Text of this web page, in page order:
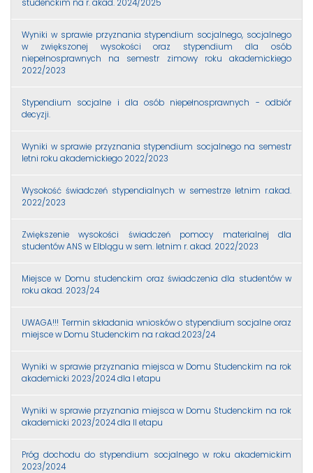
studenckim na r. akad. 2024/2025
Wyniki w sprawie przyznania stypendium socjalnego, socjalnego
w zwiększonej wysokości oraz stypendium dla osób
niepełnosprawnych na semestr zimowy roku akademickiego
2022/2023
Stypendium socjalne i dla osób niepełnosprawnych - odbiór
decyzji.
Wyniki w sprawie przyznania stypendium socjalnego na semestr
letni roku akademickiego 2022/2023
Wysokość świadczeń stypendialnych w semestrze letnim r.akad.
2022/2023
Zwiększenie wysokości świadczeń pomocy materialnej dla
studentów ANS w Elblągu w sem. letnim r. akad. 2022/2023
Miejsce w Domu studenckim oraz świadczenia dla studentów w
roku akad. 2023/24
UWAGA!!! Termin składania wniosków o stypendium socjalne oraz
miejsce w Domu Studenckim na r.akad.2023/24
Wyniki w sprawie przyznania miejsca w Domu Studenckim na rok
akademicki 2023/2024 dla I etapu
Wyniki w sprawie przyznania miejsca w Domu Studenckim na rok
akademicki 2023/2024 dla II etapu
Próg dochodu do stypendium socjalnego w roku akademickim
2023/2024